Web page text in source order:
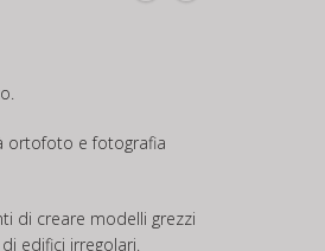
ortofoto e fotografia
di creare modelli grezzi
edifici irregolari.